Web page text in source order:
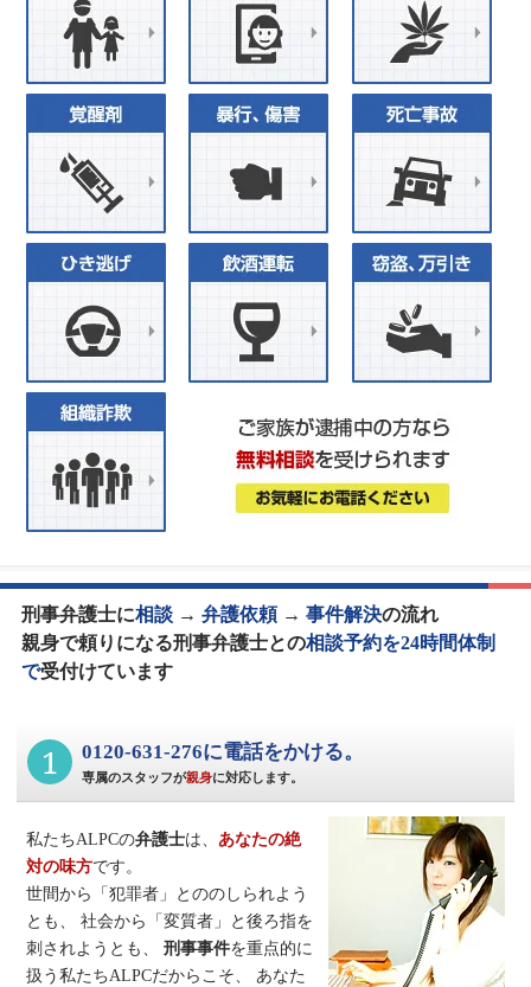
刑事弁護士に相談→ 弁護依頼→ 事件解決の流れ
親身で頼りになる刑事弁護士との相談予約を24時間体制
で受付けています
1 0120-631-276に電話をかける。
専属のスタッフが親身に対応します。
私たちALPCの弁護士は、 あなたの絶
対の味方です。
世間から「犯罪者」とののしられよう
とも、
社会から「変質者」と後ろ指を
刺されようとも、
刑事事件を重点的に
扱う私たちALPCだからこそ、
あなた